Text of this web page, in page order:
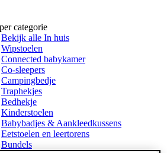
categorie
Bekijk alle In huis
Wipstoelen
Connected babykamer
Co-sleepers
Campingbedje
Traphekjes
Bedhekje
Kinderstoelen
Babybadjes & Aankleedkussens
Eetstoelen en leertorens
Bundels